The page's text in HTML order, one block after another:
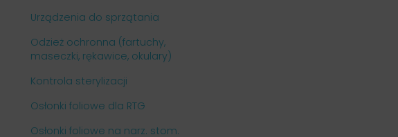
Urządzenia do sprzątania
Odzież ochronna (fartuchy,
maseczki, rękawice, okulary)
Kontrola sterylizacji
Osłonki foliowe dla RTG
Osłonki foliowe na narz. stom.